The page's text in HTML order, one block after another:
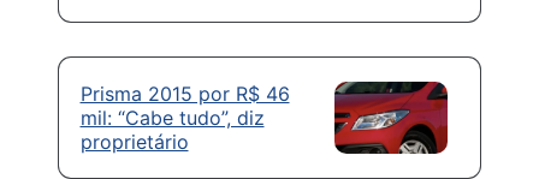
Prisma 2015 por R$ 46
mil: “Cabe tudo”, diz
proprietário